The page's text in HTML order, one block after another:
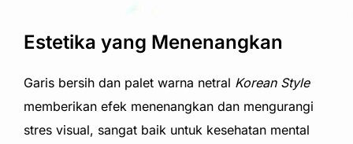
Estetika yang Menenangkan
Garis bersih dan palet warna netral Korean Style
memberikan efek menenangkan dan mengurangi
stres visual, sangat baik untuk kesehatan mental